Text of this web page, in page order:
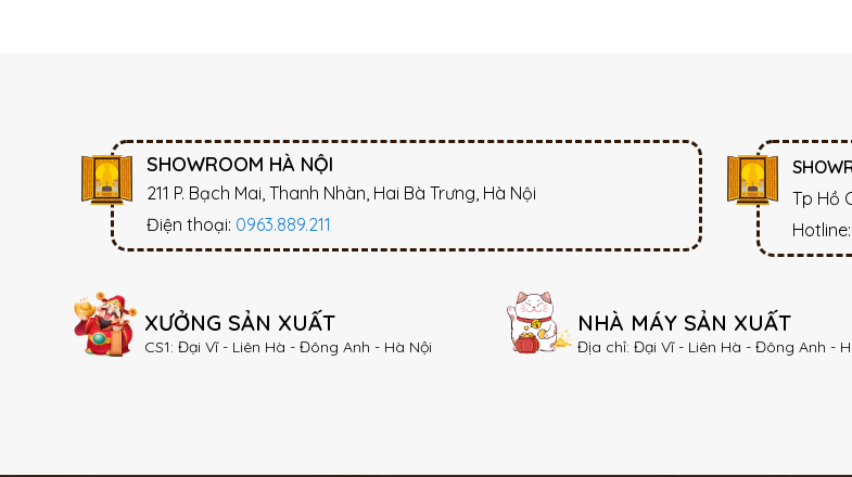
SHOWROOM HÀ NỘI
211 P. Bạch Mai, Thanh Nhàn, Hai Bà Trưng, Hà Nội
Điện thoại: 0963.889.211
Tp Hồ
Hotline:
XƯỞNG SẢN XUẤT
CS1: Đại Vĩ - Liên Hà - Đông Anh - Hà Nội
NHÀ MÁY SẢN XUẤT
Địa chỉ: Đại Vĩ - Liên Hà - Đông Anh -